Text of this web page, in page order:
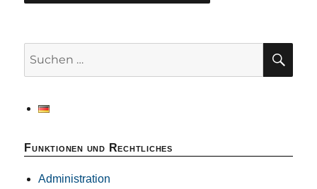
Funktionen und Rechtliches
Administration